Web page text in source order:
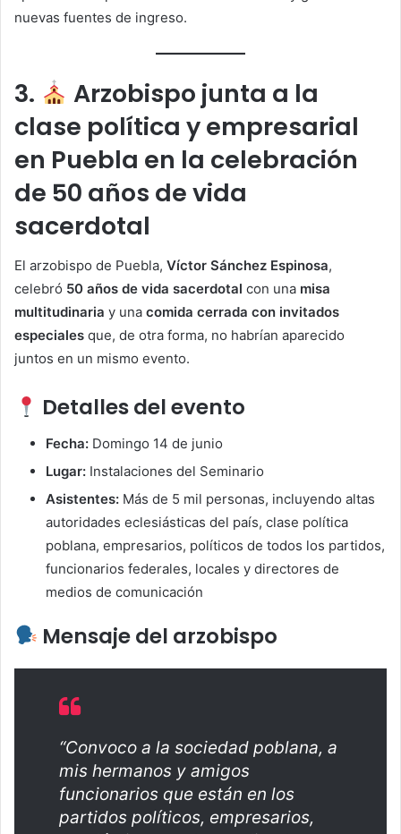
nuevas fuentes de ingreso.
3.
Arzobispo junta a la
clase política y empresarial
en Puebla en la celebración
de 50 años de vida
sacerdotal
El arzobispo de Puebla, Víctor Sánchez Espinosa,
celebró 50 años de vida sacerdotal con una misa
multitudinaria y una comida cerrada con invitados
especiales que, de otra forma, no habrían aparecido
juntos en un mismo evento.
Detalles del evento
Fecha: Domingo 14 de junio
Lugar: Instalaciones del Seminario
Asistentes: Más de 5 mil personas, incluyendo altas
autoridades eclesiásticas del país, clase política
poblana, empresarios, políticos de todos los partidos,
funcionarios federales, locales y directores de
medios de comunicación
Mensaje del arzobispo
“Convoco a la sociedad poblana, a
mis hermanos y amigos
funcionarios que están en los
partidos políticos, empresarios,